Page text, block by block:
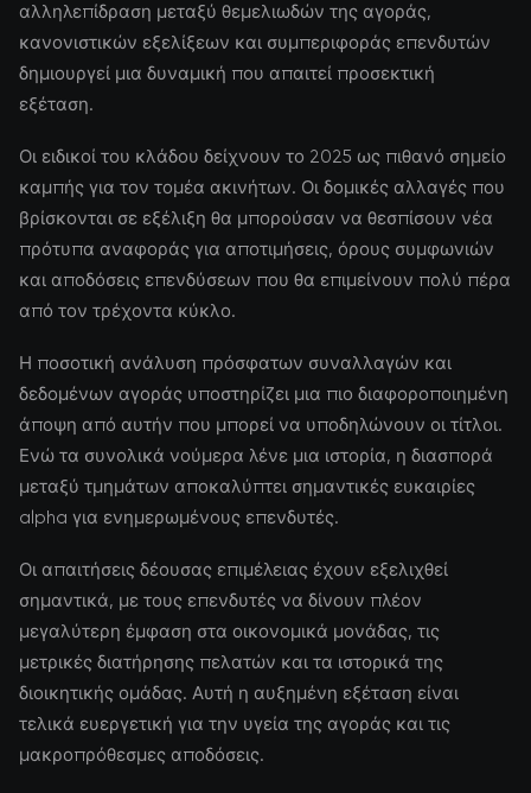
αλληλεπίδραση μεταξύ θεμελιωδών της αγοράς,
κανονιστικών εξελίξεων και συμπεριφοράς επενδυτών
δημιουργεί μια δυναμική που απαιτεί προσεκτική
εξέταση.
Οι ειδικοί του κλάδου δείχνουν το 2025 ως πιθανό σημείο
καμπής για τον τομέα ακινήτων. Οι δομικές αλλαγές που
βρίσκονται σε εξέλιξη θα μπορούσαν να θεσπίσουν νέα
πρότυπα αναφοράς για αποτιμήσεις, όρους συμφωνιών
και αποδόσεις επενδύσεων που θα επιμείνουν πολύ πέρα
από τον τρέχοντα κύκλο.
Η ποσοτική ανάλυση πρόσφατων συναλλαγών και
δεδομένων αγοράς υποστηρίζει μια πιο διαφοροποιημένη
άποψη από αυτήν που μπορεί να υποδηλώνουν οι τίτλοι.
Ενώ τα συνολικά νούμερα λένε μια ιστορία, η διασπορά
μεταξύ τμημάτων αποκαλύπτει σημαντικές ευκαιρίες
alpha για ενημερωμένους επενδυτές.
Οι απαιτήσεις δέουσας επιμέλειας έχουν εξελιχθεί
σημαντικά, με τους επενδυτές να δίνουν πλέον
μεγαλύτερη έμφαση στα οικονομικά μονάδας, τις
μετρικές διατήρησης πελατών και τα ιστορικά της
διοικητικής ομάδας. Αυτή η αυξημένη εξέταση είναι
τελικά ευεργετική για την υγεία της αγοράς και τις
μακροπρόθεσμες αποδόσεις.